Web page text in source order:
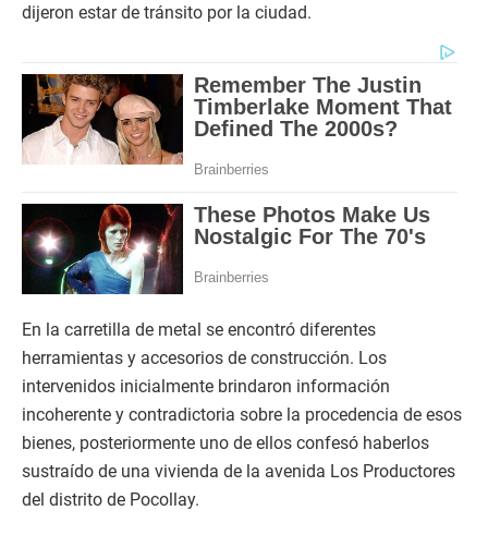
dijeron estar de tránsito por la ciudad.
En la carretilla de metal se encontró diferentes
herramientas y accesorios de construcción. Los
intervenidos inicialmente brindaron información
incoherente y contradictoria sobre la procedencia de esos
bienes, posteriormente uno de ellos confesó haberlos
sustraído de una vivienda de la avenida Los Productores
del distrito de Pocollay.